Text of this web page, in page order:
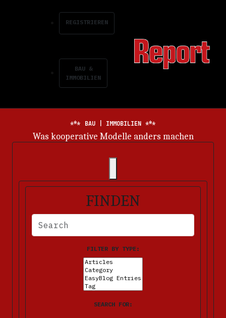
REGISTRIEREN
BAU &
IMMOBILIEN
BAU | IMMOBILIEN
Energiemarkt im Dauerkrisenmodus
FINDEN
BITTE FÜLLEN SIE DIE ERFORDERLICHEN FELDER AUS.
FILTER BY TYPE:
SEARCH FOR: